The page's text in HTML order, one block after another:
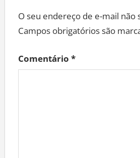
O seu endereço de e-mail não
Campos obrigatórios são
Comentário *